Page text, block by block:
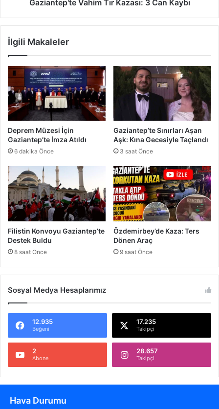
:
2
8
u
t
u
k
l
a
n
d
ı
m
ı
r
K
z
s
ı
:
3
C
a
n
K
a
y
ı
Gaziantep'te Vahim Tır Kazası: 3 Can Kaybı
İlgili Makaleler
Deprem Müzesi İçin
Gaziantep’te İmza Atıldı
6 dakika Önce
Gaziantep’te Sınırları Aşan
Aşk: Kına Gecesiyle Taçlandı
3 saat Önce
Filistin Konvoyu Gaziantep’te
Destek Buldu
8 saat Önce
Özdemirbey’de Kaza: Ters
Dönen Araç
9 saat Önce
Sosyal Medya Hesaplarımız
12.935
Beğeni
17.235
Takipçi
2
Abone
28.657
Takipçi
Hava Durumu